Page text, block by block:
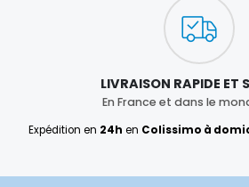
LIVRAISON RAPIDE ET
En France et dans le
Expédition en 24h en Colissimo à